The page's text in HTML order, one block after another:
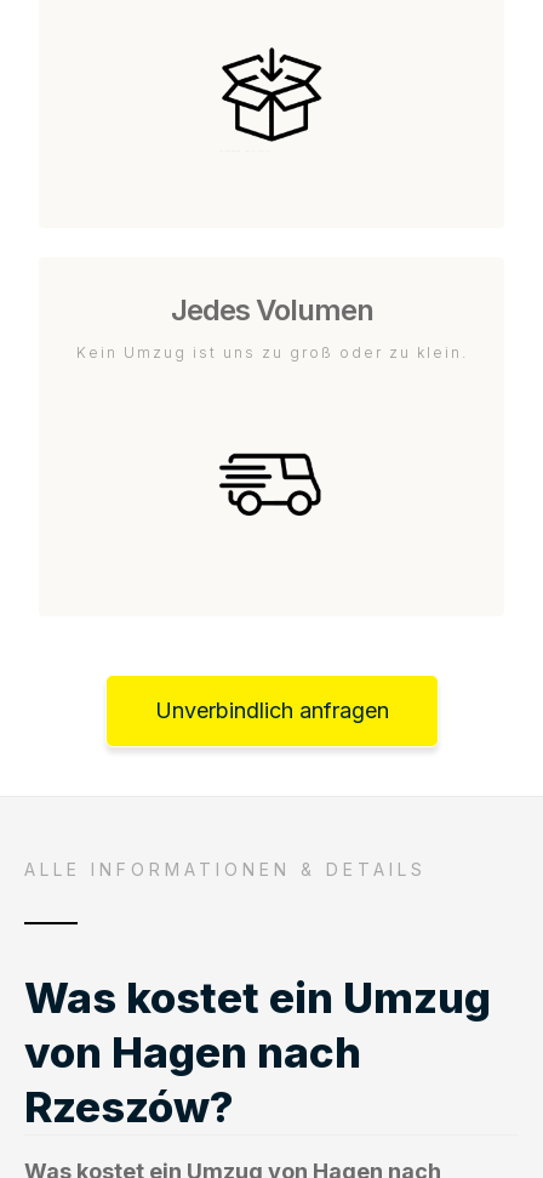
Jedes Volumen
Kein Umzug ist uns zu groß oder zu klein.
Unverbindlich anfragen
ALLE INFORMATIONEN & DETAILS
Was kostet ein Umzug
von Hagen nach
Rzeszów?
Was kostet ein Umzug von Hagen nach